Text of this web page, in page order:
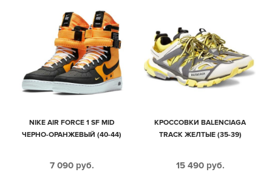
NIKE AIR FORCE 1 SF MID
ЧЕРНО-ОРАНЖЕВЫЙ (40-44)
7 090 руб.
КРОССОВКИ BALENCIAGA
TRACK ЖЕЛТЫЕ (35-39)
15 490 руб.